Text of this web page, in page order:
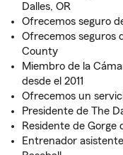
Dalles, OR
Ofrecemos seguro
Ofrecemos seguros
County
Miembro de la
desde el 2011
Ofrecemos un
Presidente de The
Residente de
Entrenador